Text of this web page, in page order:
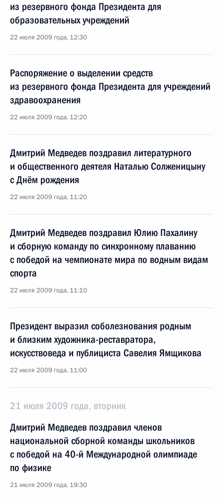
из резервного фонда Президента для
образовательных учреждений
22 июля 2009 года, 12:30
Распоряжение о выделении средств
из резервного фонда Президента для учреждений
здравоохранения
22 июля 2009 года, 12:20
Дмитрий Медведев поздравил литературного
и общественного деятеля Наталью Солженицыну
с Днём рождения
22 июля 2009 года, 11:20
Дмитрий Медведев поздравил Юлию Пахалину
и сборную команду по синхронному плаванию
с победой на чемпионате мира по водным видам
спорта
22 июля 2009 года, 11:10
Президент выразил соболезнования родным
и близким художника-реставратора,
искусствоведа и публициста Савелия Ямщикова
22 июля 2009 года, 11:00
21 июля 2009 года, вторник
Дмитрий Медведев поздравил членов
национальной сборной команды школьников
с победой на 40-й Международной олимпиаде
по физике
21 июля 2009 года, 19:30